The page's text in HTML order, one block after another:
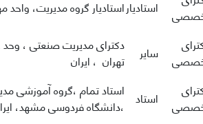
استادیاراستادیار گروه مدیریت، واحد
سایر
دکترای مدیریت صنعتی ،
تهران ، ایران
استاد استاد تمام ،گروه آموزشی
،دانشگاه فردوسی مشهد،